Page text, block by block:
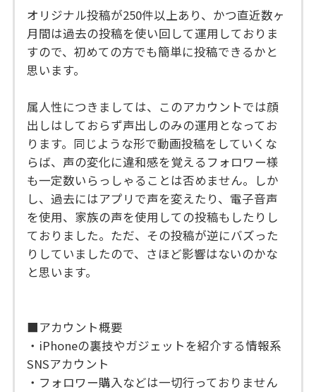
オリジナル投稿が250件以上あり、かつ直近数ヶ
月間は過去の投稿を使い回して運用しておりま
すので、初めての方でも簡単に投稿できるかと
思います。
属人性につきましては、このアカウントでは顔
出しはしておらず声出しのみの運用となってお
ります。同じような形で動画投稿をしていくな
らば、声の変化に違和感を覚えるフォロワー様
も一定数いらっしゃることは否めません。しか
し、過去にはアプリで声を変えたり、電子音声
を使用、家族の声を使用しての投稿もしたりし
ておりました。ただ、その投稿が逆にバズった
りしていましたので、さほど影響はないのかな
と思います。
■アカウント概要
・iPhoneの裏技やガジェットを紹介する情報系
SNSアカウント
・フォロワー購入などは一切行っておりません